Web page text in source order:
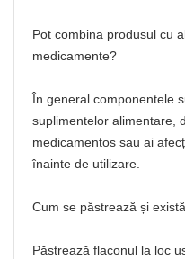
Pot combina produsul cu
medicamente?
În general componentele
suplimentelor alimentare,
medicamentos sau ai
înainte de utilizare.
Cum se păstrează și
Păstrează flaconul la loc